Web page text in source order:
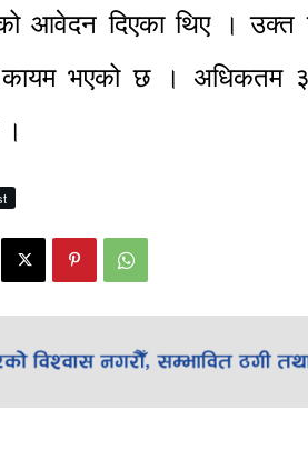
आवेदन दिएका थिए । उक्त
भएको छ । अधिकतम